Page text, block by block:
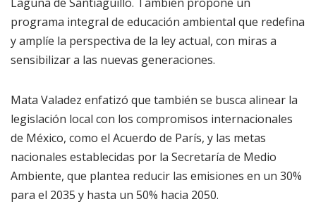
Laguna de Santiaguillo. También propone un
programa integral de educación ambiental que redefina
y amplíe la perspectiva de la ley actual, con miras a
sensibilizar a las nuevas generaciones.
Mata Valadez enfatizó que también se busca alinear la
legislación local con los compromisos internacionales
de México, como el Acuerdo de París, y las metas
nacionales establecidas por la Secretaría de Medio
Ambiente, que plantea reducir las emisiones en un 30%
para el 2035 y hasta un 50% hacia 2050.